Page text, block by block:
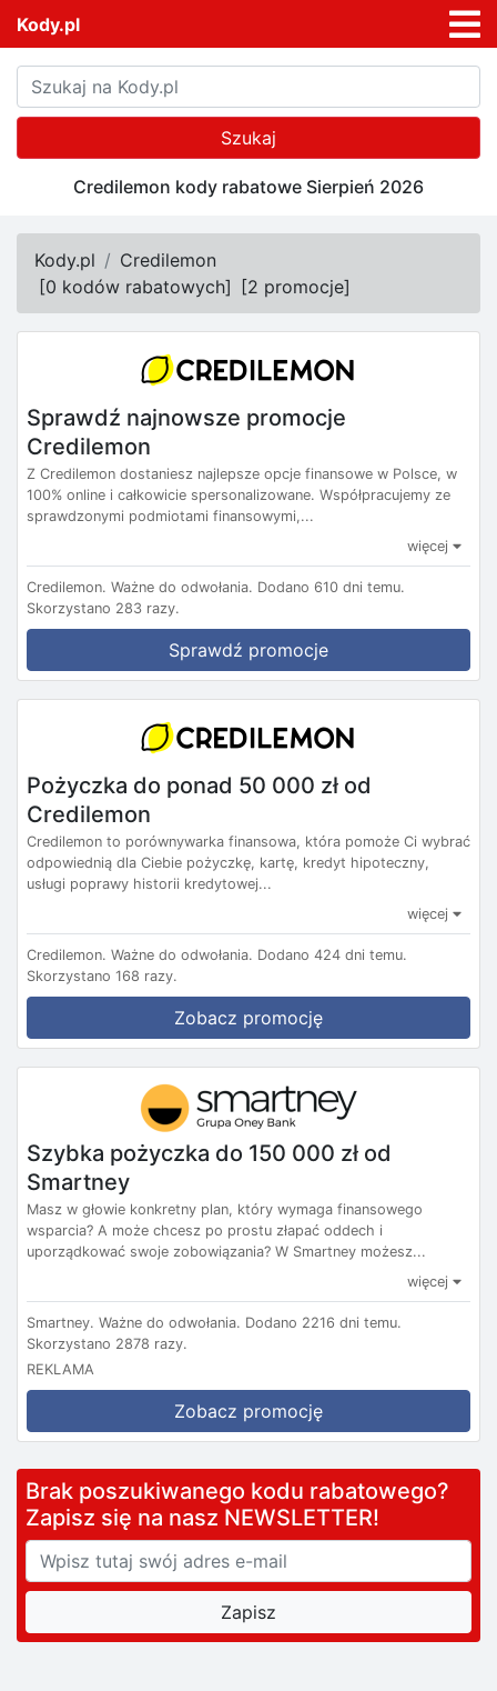
Kody.pl
Szukaj
Credilemon kody rabatowe Sierpień 2026
Kody.pl
Credilemon
[0 kodów rabatowych] [2 promocje]
Sprawdź najnowsze promocje
Credilemon
Z Credilemon dostaniesz najlepsze opcje finansowe w Polsce, w
100% online i całkowicie spersonalizowane. Współpracujemy ze
sprawdzonymi podmiotami finansowymi,...
więcej
Credilemon. Ważne do odwołania. Dodano 610 dni temu.
Skorzystano 283 razy.
Sprawdź promocje
Pożyczka do ponad 50 000 zł od
Credilemon
Credilemon to porównywarka finansowa, która pomoże Ci wybrać
odpowiednią dla Ciebie pożyczkę, kartę, kredyt hipoteczny,
usługi poprawy historii kredytowej...
więcej
Credilemon. Ważne do odwołania. Dodano 424 dni temu.
Skorzystano 168 razy.
Zobacz promocję
Szybka pożyczka do 150 000 zł od
Smartney
Masz w głowie konkretny plan, który wymaga finansowego
wsparcia? A może chcesz po prostu złapać oddech i
uporządkować swoje zobowiązania? W Smartney możesz...
więcej
Smartney. Ważne do odwołania. Dodano 2216 dni temu.
Skorzystano 2878 razy.
REKLAMA
Zobacz promocję
Brak poszukiwanego kodu rabatowego?
Zapisz się na nasz NEWSLETTER!